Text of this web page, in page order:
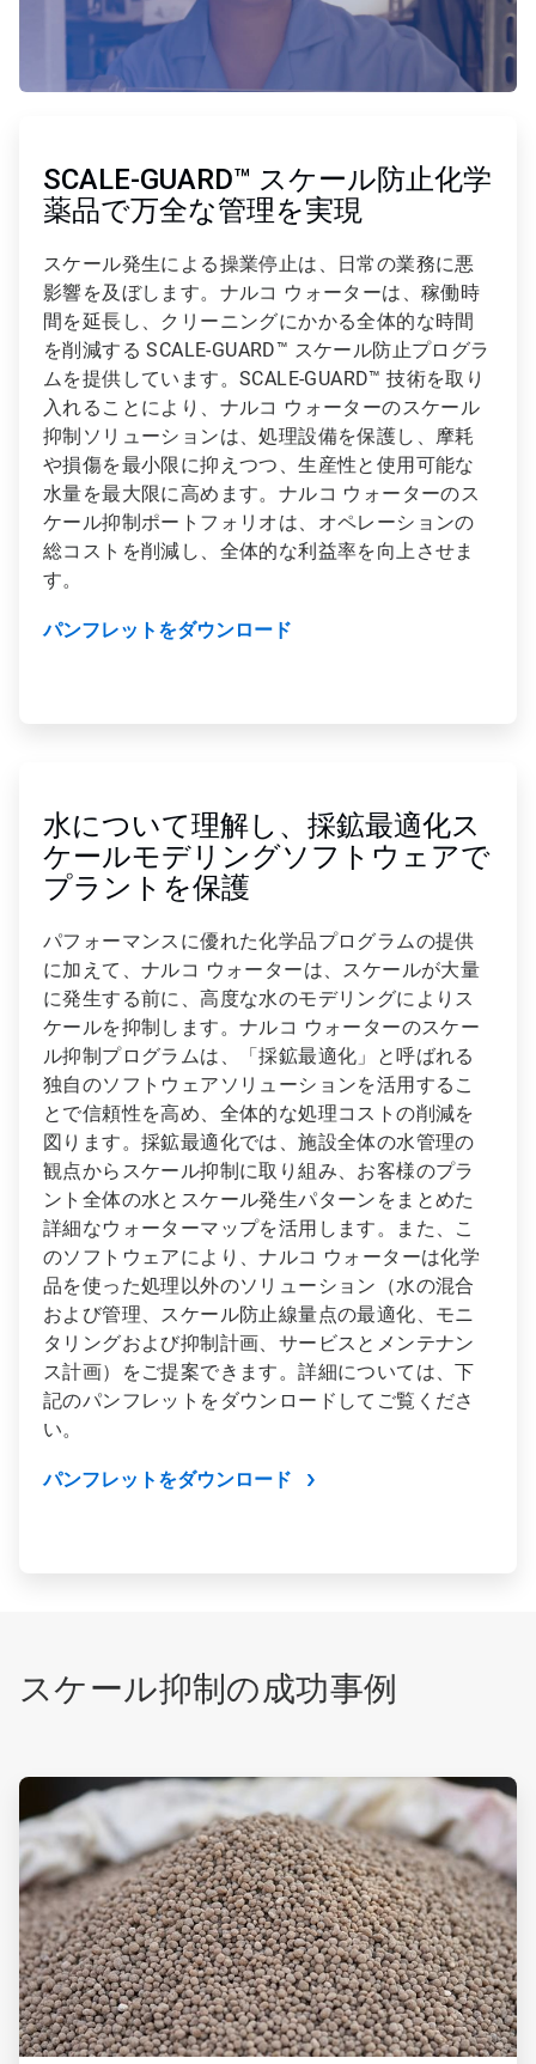
SCALE-GUARD™ スケール防止化学
薬品で万全な管理を実現
スケール発生による操業停止は、日常の業務に悪
影響を及ぼします。ナルコ ウォーターは、稼働時
間を延長し、クリーニングにかかる全体的な時間
を削減する SCALE-GUARD™ スケール防止プログラ
ムを提供しています。SCALE-GUARD™ 技術を取り
入れることにより、ナルコ ウォーターのスケール
抑制ソリューションは、処理設備を保護し、摩耗
や損傷を最小限に抑えつつ、生産性と使用可能な
水量を最大限に高めます。ナルコ ウォーターのス
ケール抑制ポートフォリオは、オペレーションの
総コストを削減し、全体的な利益率を向上させま
す。
パンフレットをダウンロード
水について理解し、採鉱最適化ス
ケールモデリングソフトウェアで
プラントを保護
パフォーマンスに優れた化学品プログラムの提供
に加えて、ナルコ ウォーターは、スケールが大量
に発生する前に、高度な水のモデリングによりス
ケールを抑制します。ナルコ ウォーターのスケー
ル抑制プログラムは、「採鉱最適化」と呼ばれる
独自のソフトウェアソリューションを活用するこ
とで信頼性を高め、全体的な処理コストの削減を
図ります。採鉱最適化では、施設全体の水管理の
観点からスケール抑制に取り組み、お客様のプラ
ント全体の水とスケール発生パターンをまとめた
詳細なウォーターマップを活用します。また、こ
のソフトウェアにより、ナルコ ウォーターは化学
品を使った処理以外のソリューション（水の混合
および管理、スケール防止線量点の最適化、モニ
タリングおよび抑制計画、サービスとメンテナン
ス計画）をご提案できます。詳細については、下
記のパンフレットをダウンロードしてご覧くださ
い。
パンフレットをダウンロード
スケール抑制の成功事例
ArticleTile
の
2